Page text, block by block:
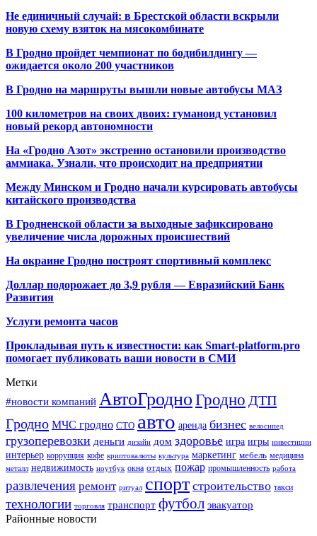
Не единичный случай: в Брестской области вскрыли
новую схему взяток на мясокомбинате
В Гродно пройдет чемпионат по бодибилдингу —
ожидается около 200 участников
В Гродно на маршруты вышли новые автобусы МАЗ
100 километров на своих двоих: гуманоид установил
новый рекорд автономности
На «Гродно Азот» экстренно остановили производство
аммиака. Узнали, что происходит на предприятии
Между Минском и Гродно начали курсировать автобусы
китайского производства
В Гродненской области за выходные зафиксировано
увеличение числа дорожных происшествий
На окраине Гродно построят спортивный комплекс
Доллар подорожает до 3,9 рубля — Евразийский Банк
Развития
Услуги ремонта часов
Прокладывая путь к известности: как Smart-platform.pro
помогает публиковать ваши новости в СМИ
Метки
#новости компаний АвтоГродноГродно ДТП
Гродно МЧС гродно СТО авто аренда бизнес велосипед
грузоперевозки деньги дизайн дом здоровье игра игры инвестиции
интерьер коррупция кофе криптовалюты культура маркетинг мебель медицина
металл недвижимость ноутбук окна отдых пожар промышленность работа
развлечения ремонт ритуал спорт строительство такси
технологии торговля транспорт футбол эвакуатор
Районные новости